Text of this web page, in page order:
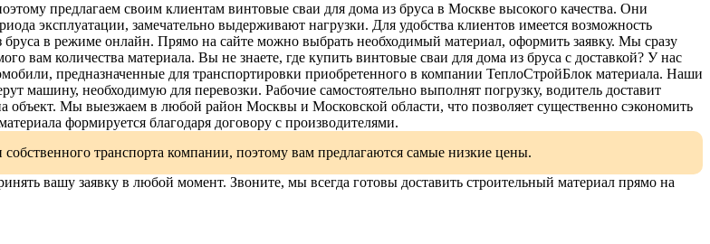
предлагаем своим клиентам винтовые сваи для дома из бруса в Москве высокого качества. Они
эксплуатации, замечательно выдерживают нагрузки. Для удобства клиентов имеется возможность
бруса в режиме онлайн. Прямо на сайте можно выбрать необходимый материал, оформить заявку. Мы сразу
вам количества материала. Вы не знаете, где купить винтовые сваи для дома из бруса с доставкой? У нас
предназначенные для транспортировки приобретенного в компании ТеплоСтройБлок материала. Наши
машину, необходимую для перевозки. Рабочие самостоятельно выполнят погрузку, водитель доставит
объект. Мы выезжаем в любой район Москвы и Московской области, что позволяет существенно сэкономить
формируется благодаря договору с производителями.
транспорта компании, поэтому вам предлагаются самые низкие цены.
вашу заявку в любой момент. Звоните, мы всегда готовы доставить строительный материал прямо на